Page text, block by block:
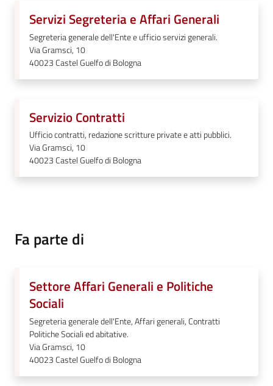
Servizi Segreteria e Affari Generali
Segreteria generale dell'Ente e ufficio servizi generali.
Via Gramsci, 10
40023Castel Guelfo di Bologna
Servizio Contratti
Ufficio contratti, redazione scritture private e atti pubblici.
Via Gramsci, 10
40023Castel Guelfo di Bologna
Fa parte di
Settore Affari Generali e Politiche
Sociali
Segreteria generale dell'Ente, Affari generali, Contratti
Politiche Sociali ed abitative.
Via Gramsci, 10
40023Castel Guelfo di Bologna